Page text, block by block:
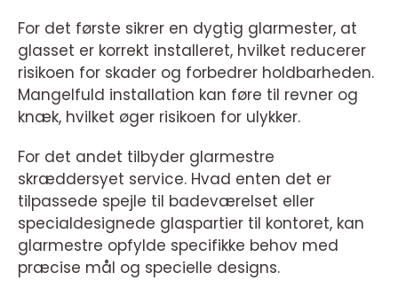
For det første sikrer en dygtig glarmester, at
glasset er korrekt installeret, hvilket reducerer
risikoen for skader og forbedrer holdbarheden.
Mangelfuld installation kan føre til revner og
knæk, hvilket øger risikoen for ulykker.
For det andet tilbyder glarmestre
skræddersyet service. Hvad enten det er
tilpassede spejle til badeværelset eller
specialdesignede glaspartier til kontoret, kan
glarmestre opfylde specifikke behov med
præcise mål og specielle designs.